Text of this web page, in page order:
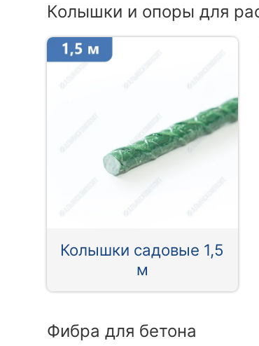
Колышки и опоры для
Колышки садовые 1,5
м
Фибра для бетона